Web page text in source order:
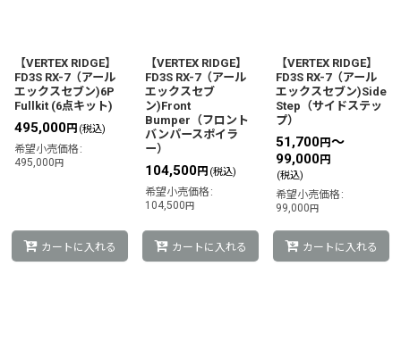
絞り込む
【VERTEX RIDGE】
FD3S RX-7（アール
エックスセブン)6P
Fullkit (6点キット)
495,000円 (税込)
希望小売価格 :
495,000円
カートに入れる
【VERTEX RIDGE】
FD3S RX-7（アール
エックスセブ
ン)Front
Bumper（フロント
バンパースポイラ
ー）
104,500円 (税込)
希望小売価格 :
104,500円
カートに入れる
【VERTEX RIDGE】
FD3S RX-7（アール
エックスセブン)Side
Step（サイドステッ
プ）
51,700円～
99,000円
(税込)
希望小売価格 :
99,000円
カートに入れる